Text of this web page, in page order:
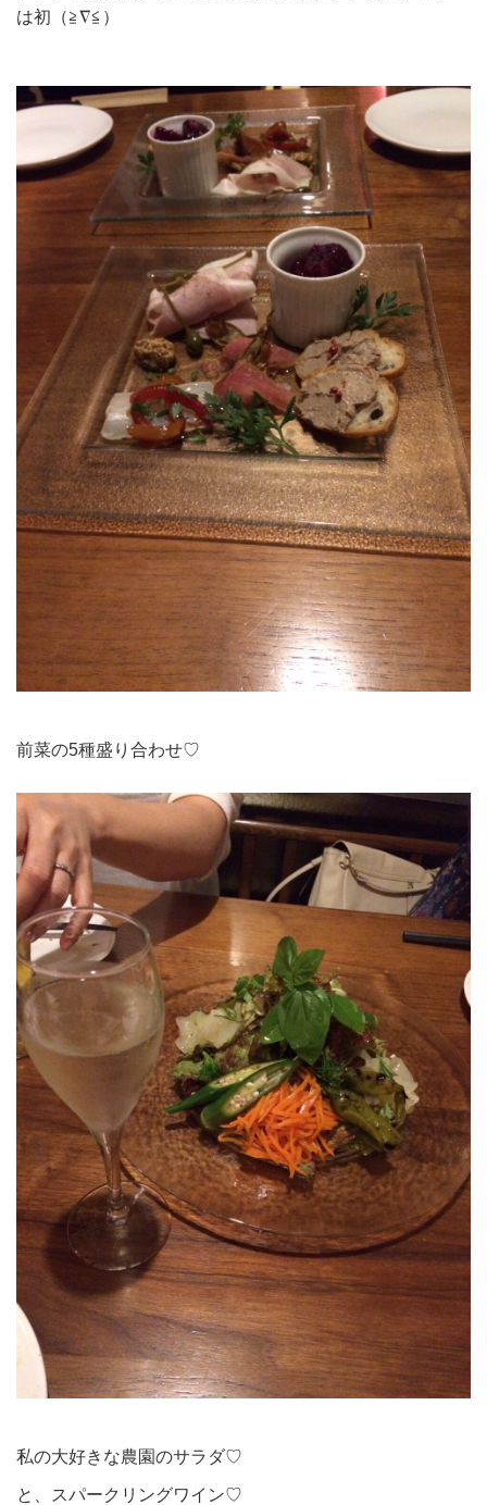
は初（≧∇≦）
前菜の5種盛り合わせ♡
私の大好きな農園のサラダ♡
と、スパークリングワイン♡